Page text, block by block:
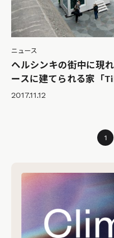
ニュース
ヘルシンキの街中に現
ースに建てられる家「
2017.11.12
1